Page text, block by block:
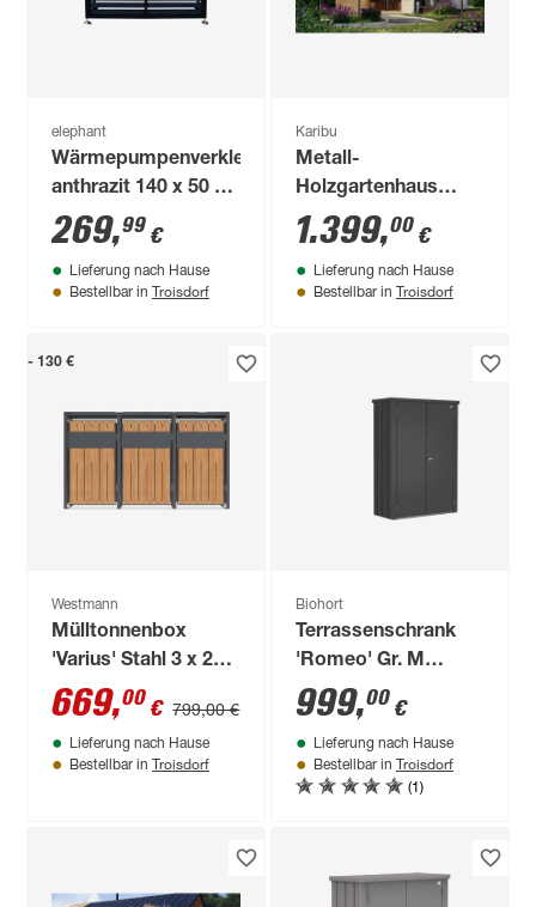
elephant
Wärmepumpenverkleidung
anthrazit 140 x 50 x
95 cm
269,99 €
Lieferung nach Hause
Bestellbar in Troisdorf
Karibu
Metall-
Holzgartenhaus
'Komet 2 C'
Fichtenholz anthrazit
Metall
graualuminium 209 x
1.399,00 €
Lieferung nach Hause
Bestellbar in Troisdorf
- 130 €
Westmann
Mülltonnenbox
'Varius' Stahl 3 x 240
l anthrazit/Holzoptik
198 x 80 x 116 cm
669,00 € 799,00 €
Lieferung nach Hause
Bestellbar in Troisdorf
Biohort
Terrassenschrank
'Romeo' Gr. M
dunkelgrau-metallic
132 x 57 x 181 cm
999,00 €
Lieferung nach Hause
Bestellbar in Troisdorf
(1)